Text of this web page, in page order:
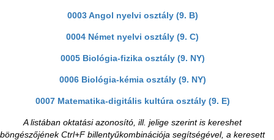
0003 Angol nyelvi osztály (9. B)
0004 Német nyelvi osztály (9. C)
0005 Biológia-fizika osztály (9. NY)
0006 Biológia-kémia osztály (9. NY)
0007 Matematika-digitális kultúra osztály (9. E)
A listában oktatási azonosító, ill. jelige szerint is kereshet
böngészőjének Ctrl+F billentyűkombinációja segítségével, a keresett